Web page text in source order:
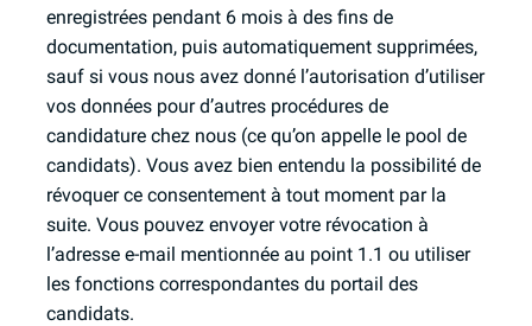
enregistrées pendant 6 mois à des fins de
documentation, puis automatiquement supprimées,
sauf si vous nous avez donné l’autorisation d’utiliser
vos données pour d’autres procédures de
candidature chez nous (ce qu’on appelle le pool de
candidats). Vous avez bien entendu la possibilité de
révoquer ce consentement à tout moment par la
suite. Vous pouvez envoyer votre révocation à
l’adresse e-mail mentionnée au point 1.1 ou utiliser
les fonctions correspondantes du portail des
candidats.